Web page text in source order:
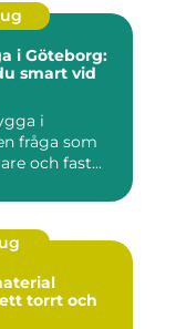
i Göteborg:
smart vid
i
fråga som
och fast...
torrt och